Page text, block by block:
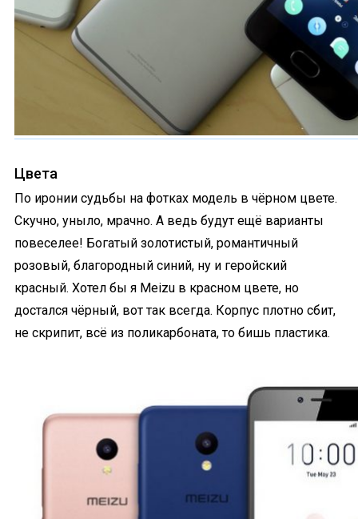
Цвета
По иронии судьбы на фотках модель в чёрном цвете.
Скучно, уныло, мрачно. А ведь будут ещё варианты
повеселее! Богатый золотистый, романтичный
розовый, благородный синий, ну и геройский
красный. Хотел бы я Meizu в красном цвете, но
достался чёрный, вот так всегда. Корпус плотно сбит,
не скрипит, всё из поликарбоната, то бишь пластика.